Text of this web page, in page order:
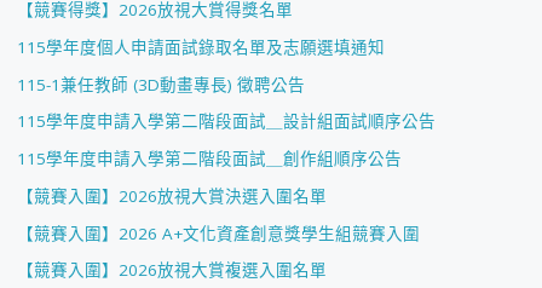
【競賽得獎】2026放視大賞得獎名單
115學年度個人申請面試錄取名單及志願選填通知
115-1兼任教師 (3D動畫專長) 徵聘公告
115學年度申請入學第二階段面試＿設計組面試順序公告
115學年度申請入學第二階段面試＿創作組順序公告
【競賽入圍】2026放視大賞決選入圍名單
【競賽入圍】2026 A+文化資產創意獎學生組競賽入圍
【競賽入圍】2026放視大賞複選入圍名單